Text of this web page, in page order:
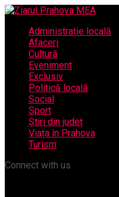
Administrație locală
Afaceri
Cultură
Eveniment
Exclusiv
Politică locală
Social
Sport
Știri din județ
Viața în Prahova
Turism
Connect with us